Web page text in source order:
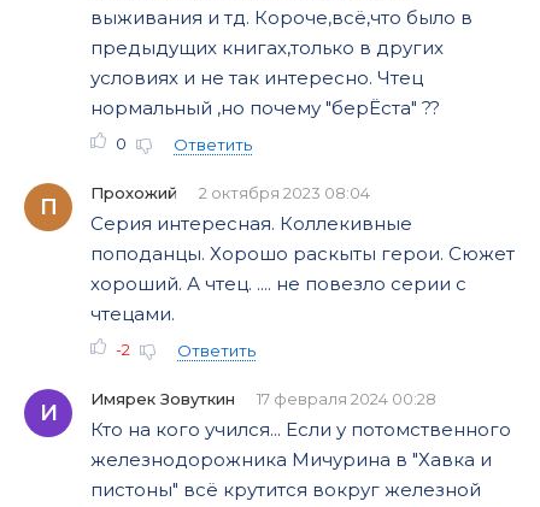
выживания и тд. Короче,всё,что было в
предыдущих книгах,только в других
условиях и не так интересно. Чтец
нормальный ,но почему "берЁста" ??
0 Ответить
П
Прохожий 2 октября 2023 08:04
Серия интересная. Коллекивные
поподанцы. Хорошо раскыты герои. Сюжет
хороший. А чтец. .... не повезло серии с
чтецами.
-2 Ответить
И
Имярек Зовуткин 17 февраля 2024 00:28
Кто на кого учился... Если у потомственного
железнодорожника Мичурина в "Хавка и
пистоны" всё крутится вокруг железной